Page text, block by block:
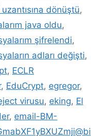
dönüştü,
java oldu,
şifrelendi,
adları değişti,
, ECLR
, EduCrypt, egregor,
virusu, eking, El
, email-BM-